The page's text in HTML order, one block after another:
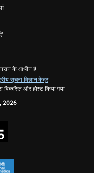
के आधीन है
सूचना विज्ञान केंद्र
विकसित और होस्ट किया गया
2026